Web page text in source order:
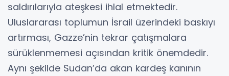
saldırılarıyla ateşkesi ihlal etmektedir.
Uluslararası toplumun İsrail üzerindeki baskıyı
artırması, Gazze’nin tekrar çatışmalara
sürüklenmemesi açısından kritik önemdedir.
Aynı şekilde Sudan’da akan kardeş kanının